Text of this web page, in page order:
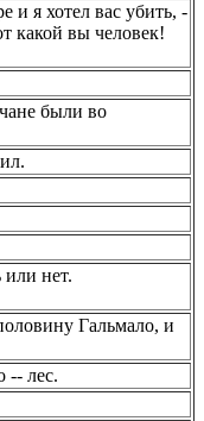
и я хотел вас убить, -
какой вы человек!
были во
нет.
Гальмало, и
-- лес.